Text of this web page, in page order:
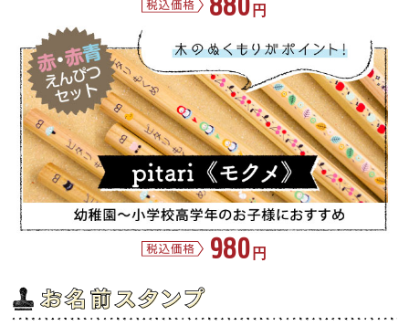
円
980 円